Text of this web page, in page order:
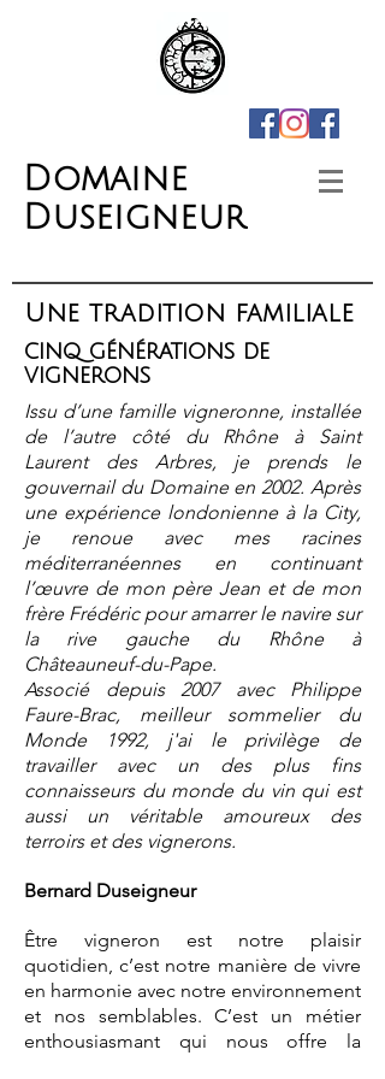
Domaine
Duseigneur
Une tradition familiale
cinq générations de
vignerons
Issu d’une famille vigneronne, installée
de l’autre côté du Rhône à Saint
Laurent des Arbres, je prends le
gouvernail du Domaine en 2002. Après
une expérience londonienne à la City,
je renoue avec mes racines
méditerranéennes en continuant
l’œuvre de mon père Jean et de mon
frère Frédéric pour amarrer le navire sur
la rive gauche du Rhône à
Châteauneuf-du-Pape.
Associé depuis 2007 avec Philippe
Faure-Brac, meilleur sommelier du
Monde 1992, j'ai le privilège de
travailler avec un des plus fins
connaisseurs du monde du vin qui est
aussi un véritable amoureux des
terroirs et des vignerons.
Bernard Duseigneur
Être vigneron est notre plaisir
quotidien, c’est notre manière de vivre
en harmonie avec notre environnement
et nos semblables. C’est un métier
enthousiasmant qui nous offre la